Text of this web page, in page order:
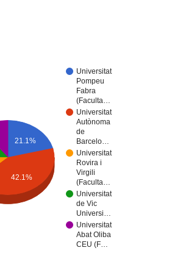
Universitat
Pompeu
Fabra
(Faculta…
Universitat
Autònoma
de
Barcelo…
Universitat
Rovira i
Virgili
(Faculta…
Universitat
de Vic
Universi…
Universitat
Abat Oliba
CEU (F…
21.1%
42.1%